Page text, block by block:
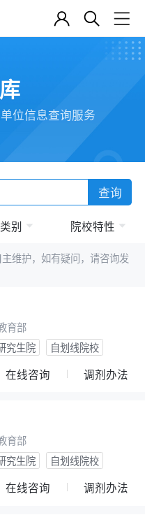
位信息查询服务
查询
别 院校特性
维护，如有疑问，请咨询发
育部
究生院 自划线院校
在线咨询 调剂办法
育部
究生院 自划线院校
在线咨询 调剂办法